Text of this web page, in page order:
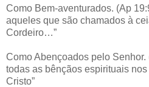
Como Bem-aventurados. (Ap
aqueles que são chamados à
Cordeiro…”
Como Abençoados pelo
todas as bênçãos espirituais
Cristo”